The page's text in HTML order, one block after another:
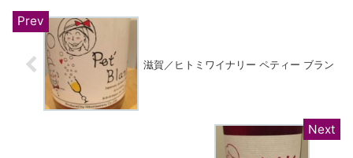
滋賀／ヒトミワイナリー ペティー ブラン